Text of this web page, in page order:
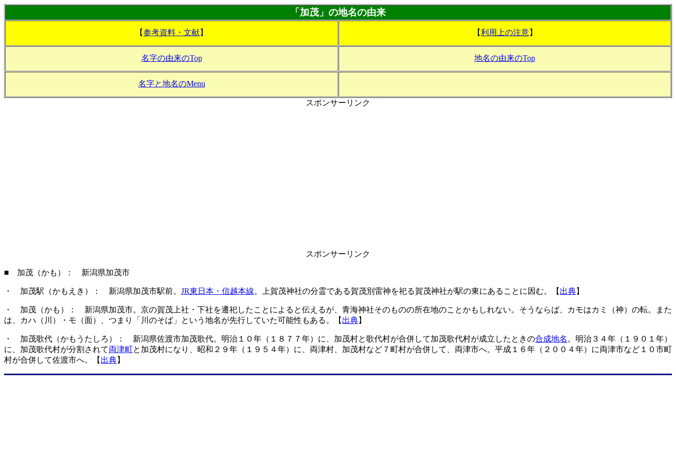
「加茂」の地名の由来
【参考資料・文献】 【利用上の注意】
名字の由来のTop 地名の由来のTop
名字と地名のMenu
スポンサーリンク
スポンサーリンク
■ 加茂（かも）： 新潟県加茂市
・ 加茂駅（かもえき）： 新潟県加茂市駅前。 JR東日本・信越本線。上賀茂神社の分霊である賀茂別雷神を祀る賀茂神社が駅の東にあることに因む。【 出典】
・ 加茂（かも）： 新潟県加茂市。京の賀茂上社・下社を遷祀したことによると伝えるが、青海神社そのものの所在地のことかもしれない。そうならば、カモはカミ（神）の転。また
は、カハ（川）・モ（面）、つまり「川のそば」という地名が先行していた可能性もある。【 出典】
・ 加茂歌代（かもうたしろ）： 新潟県佐渡市加茂歌代。明治１０年（１８７７年）に、加茂村と歌代村が合併して加茂歌代村が成立したときの合成地名 。明治３４年（１９０１年）
に、加茂歌代村が分割されて両津町と加茂村になり、昭和２９年（１９５４年）に、両津村、加茂村など７町村が合併して、両津市へ。平成１６年（２００４年）に両津市など１０市町
村が合併して佐渡市へ。【 出典】